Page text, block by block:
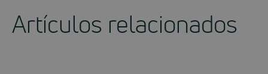
Artículos relacionados